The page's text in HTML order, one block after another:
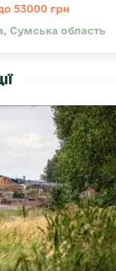
53000 грн
Сумська область